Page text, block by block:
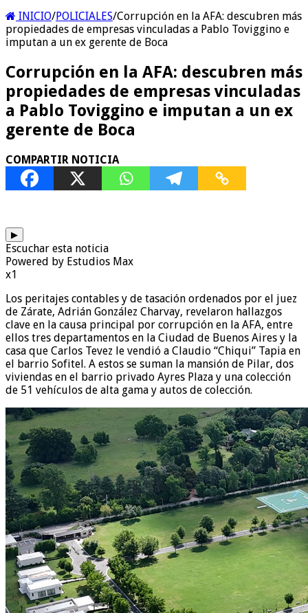
INICIO/POLICIALES/Corrupción en la AFA: descubren más
propiedades de empresas vinculadas a Pablo Toviggino e
imputan a un ex gerente de Boca
Corrupción en la AFA: descubren más
propiedades de empresas vinculadas
a Pablo Toviggino e imputan a un ex
gerente de Boca
COMPARTIR NOTICIA
▶
Escuchar esta noticia
Powered by Estudios Max
x1
Los peritajes contables y de tasación ordenados por el juez
de Zárate, Adrián González Charvay, revelaron hallazgos
clave en la causa principal por corrupción en la AFA, entre
ellos tres departamentos en la Ciudad de Buenos Aires y la
casa que Carlos Tevez le vendió a Claudio “Chiqui” Tapia en
el barrio Sofitel. A estos se suman la mansión de Pilar, dos
viviendas en el barrio privado Ayres Plaza y una colección
de 51 vehículos de alta gama y autos de colección.